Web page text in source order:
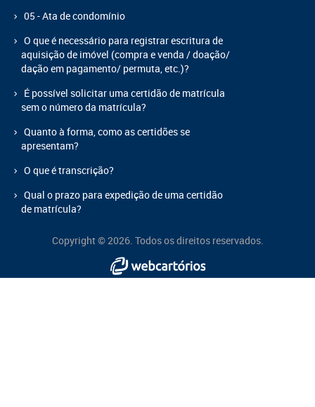
05 - Ata de condomínio
O que é necessário para registrar escritura de
aquisição de imóvel (compra e venda / doação/
dação em pagamento/ permuta, etc.)?
É possível solicitar uma certidão de matrícula
sem o número da matrícula?
Quanto à forma, como as certidões se
apresentam?
O que é transcrição?
Qual o prazo para expedição de uma certidão
de matrícula?
Copyright © 2026. Todos os direitos reservados.